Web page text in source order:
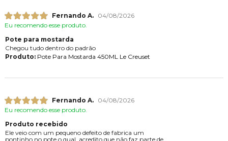
Fernando A.
04/08/2026
Eu recomendo esse produto.
Pote para mostarda
Chegou tudo dentro do padrão
Produto:Pote Para Mostarda 450ML Le Creuset
Fernando A.
04/08/2026
Eu recomendo esse produto.
Produto recebido
Ele veio com um pequeno defeito de fabrica um
pontinho no pote o qual, acredito que não faz parte de